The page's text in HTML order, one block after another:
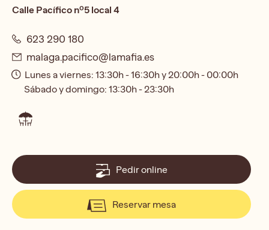
Calle Pacífico nº5 local 4
623 290 180
malaga.pacifico@lamafia.es
Lunes a viernes: 13:30h - 16:30h y 20:00h - 00:00h
Sábado y domingo: 13:30h - 23:30h
Pedir online
Reservar mesa